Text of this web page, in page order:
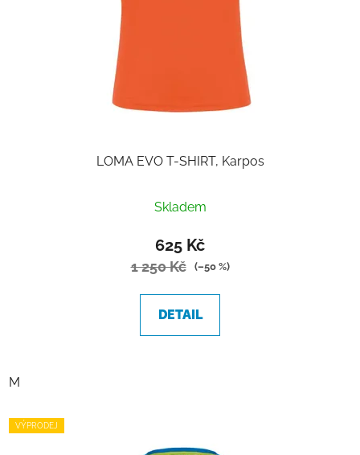
LOMA EVO T-SHIRT, Karpos
Skladem
625 Kč
1 250 Kč (–50 %)
DETAIL
M
VÝPRODEJ